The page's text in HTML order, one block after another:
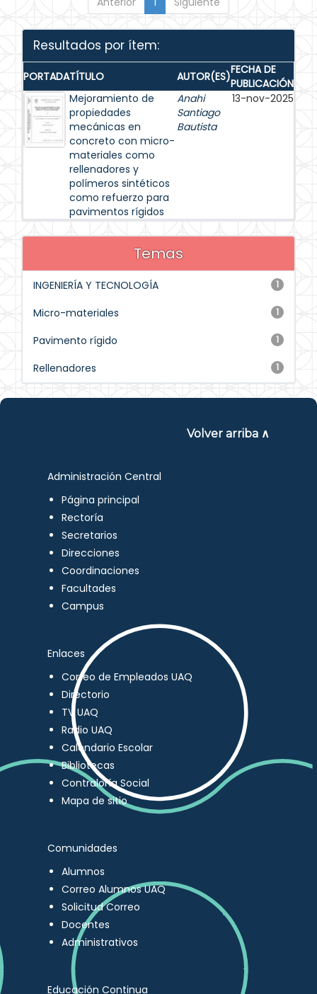
Resultados por ítem:
PORTADATÍTULO AUTOR(ES)FECHA DE
PUBLICACIÓN
Mejoramiento de
propiedades
mecánicas en
concreto con micro-
materiales como
rellenadores y
polímeros sintéticos
como refuerzo para
pavimentos rígidos
Anahi
Santiago
Bautista
13-nov-2025
Temas
1
INGENIERÍA Y TECNOLOGÍA
1
Micro-materiales
1
Pavimento rígido
1
Rellenadores
Volver arriba ∧
Administración Central
Página principal
Rectoría
Secretarios
Direcciones
Coordinaciones
Facultades
Campus
Enlaces
Correo de Empleados UAQ
Directorio
TV UAQ
Radio UAQ
Calendario Escolar
Bibliotecas
Contraloría Social
Mapa de sitio
Comunidades
Alumnos
Correo Alumnos UAQ
Solicitud Correo
Docentes
Administrativos
Educación Continua